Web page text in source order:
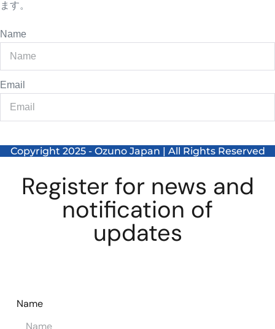
ます。
Name
Email
Copyright 2025 - Ozuno Japan | All Rights Reserved
Register for news and
notification of
updates
Name